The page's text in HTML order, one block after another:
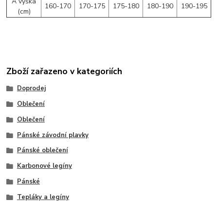
(cm)
160-170 170-175 175-180 180-190 190-195
Zboží zařazeno v kategoriích
Doprodej
Oblečení
Oblečení
Pánské závodní plavky
Pánské oblečení
Karbonové legíny
Pánské
Tepláky a legíny